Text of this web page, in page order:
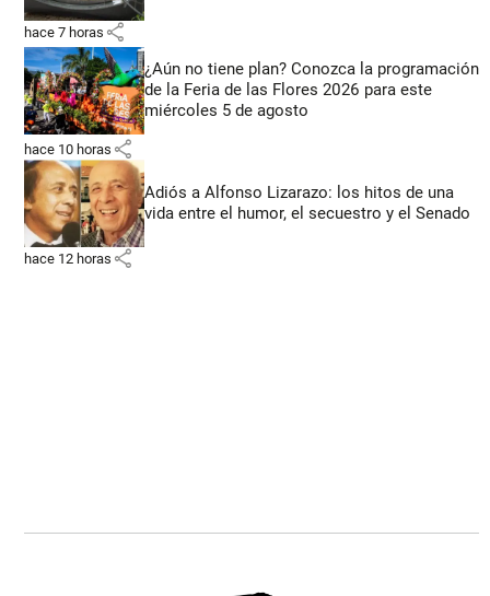
hace 7 horas share
¿Aún no tiene plan? Conozca la programación
de la Feria de las Flores 2026 para este
miércoles 5 de agosto
hace 10 horas share
Adiós a Alfonso Lizarazo: los hitos de una
vida entre el humor, el secuestro y el Senado
hace 12 horas share